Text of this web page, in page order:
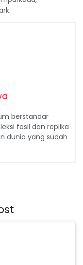
berstandar
fosil dan replika
dunia yang sudah